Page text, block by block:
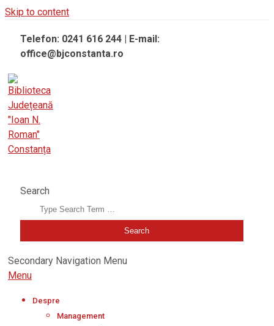
Skip to content
Telefon: 0241 616 244 | E-mail:
office@bjconstanta.ro
Search
Secondary Navigation Menu
Menu
Despre
Management